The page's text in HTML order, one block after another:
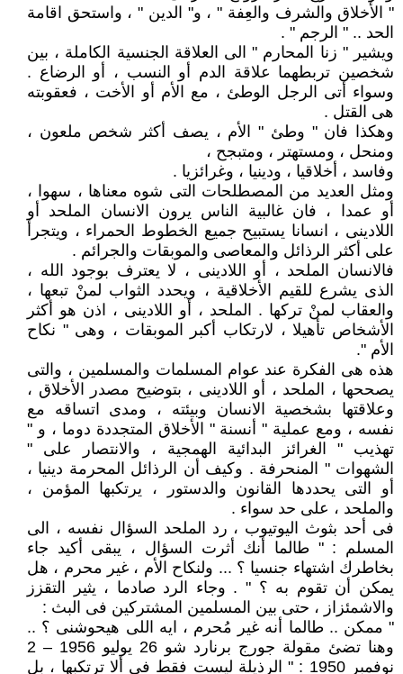
" الأخلاق والشرف والعِفة " ، و" الدين " ، واستحق اقامة
الحد .. " الرجم " .
ويشير " زنا المحارم " الى العلاقة الجنسية الكاملة ، بين
شخصين تربطهما علاقة الدم أو النسب ، أو الرضاع .
وسواء أتى الرجل الوطئ ، مع الأم أو الأخت ، فعقوبته
هى القتل .
وهكذا فان " وطئ " الأم ، يصف أكثر شخص ملعون ،
ومنحل ، ومستهتر ، ومتبجح ،
وفاسد ، أخلاقيا ، ودينيا ، وغرائزيا .
ومثل العديد من المصطلحات التى شوه معناها ، سهوا ،
أو عمدا ، فان غالبية الناس يرون الانسان الملحد أو
اللادينى ، انسانا يستبيح جميع الخطوط الحمراء ، ويتجرأ
على أكثر الرذائل والمعاصى والموبقات والجرائم .
فالانسان الملحد ، أو اللادينى ، لا يعترف بوجود الله ،
الذى يشرع للقيم الأخلاقية ، ويحدد الثواب لمنْ تبعها ،
والعقاب لمنْ تركها . الملحد ، أو اللادينى ، اذن هو أكثر
الأشخاص تأهيلا ، لارتكاب أكبر الموبقات ، وهى " نكاح
الأم ".
هذه هى الفكرة عند عوام المسلمات والمسلمين ، والتى
يصححها ، الملحد ، أو اللادينى ، بتوضيح مصدر الأخلاق ،
وعلاقتها بشخصية الانسان وبيئته ، ومدى اتساقه مع
نفسه ، ومع عملية " أنسنة " الأخلاق المتجددة دوما ، و "
تهذيب " الغرائز البدائية الهمجية ، والانتصار على "
الشهوات " المنحرفة . وكيف أن الرذائل المحرمة دينيا ،
أو التى يحددها القانون والدستور ، يرتكبها المؤمن ،
والملحد ، على حد سواء .
فى أحد بثوث اليوتيوب ، رد الملحد السؤال نفسه ، الى
المسلم : " طالما أنك أثرت السؤال ، يبقى أكيد جاء
بخاطرك اشتهاء جنسيا ؟ ... ولنكاح الأم ، غير محرم ، هل
يمكن أن تقوم به ؟ " . وجاء الرد صادما ، يثير التقزز
والاشمئزاز ، حتى بين المسلمين المشتركين فى البث :
" ممكن .. طالما أنه غير مُحرم ، ايه اللى هيحوشنى ؟ ..
وهنا تضئ مقولة جورج برنارد شو 26 يوليو 1956 – 2
نوفمبر 1950 : " الرذيلة ليست فقط فى ألا ترتكبها ، بل